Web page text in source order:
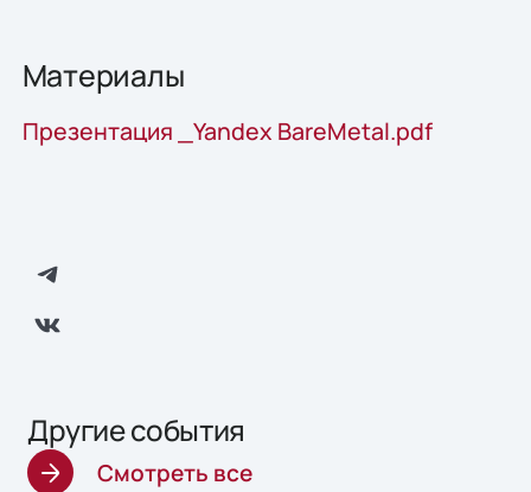
Материалы
Презентация _Yandex BareMetal.pdf
Другие события
Смотреть все